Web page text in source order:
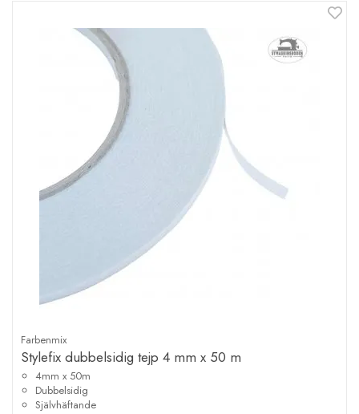
Farbenmix
Stylefix dubbelsidig tejp 4 mm x 50 m
4mm x 50m
Dubbelsidig
Självhäftande